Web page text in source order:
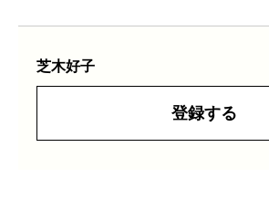
芝木好子
登録する